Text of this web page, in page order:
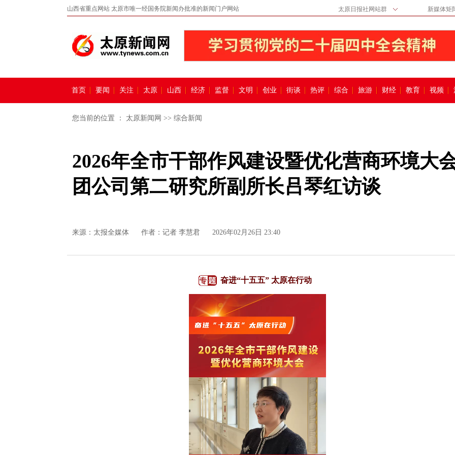
山西省重点网站 太原市唯一经国务院新闻办批准的新闻门户网站 太原日报社网站群 新媒体矩
首页 要闻 关注 太原 山西 经济 监督 文明 创业 街谈 热评 综合 旅游 财经 教育 视频
您当前的位置 ： 太原新闻网 >> 综合新闻
2026年全市干部作风建设暨优化营商环境大
团公司第二研究所副所长吕琴红访谈
来源： 太报全媒体 作者：记者 李慧君 2026年02月26日 23:40
奋进“十五五” 太原在行动